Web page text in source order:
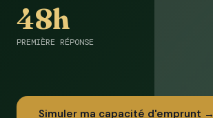
48h
PREMIÈRE RÉPONSE
Simuler ma capacité d'emprunt →